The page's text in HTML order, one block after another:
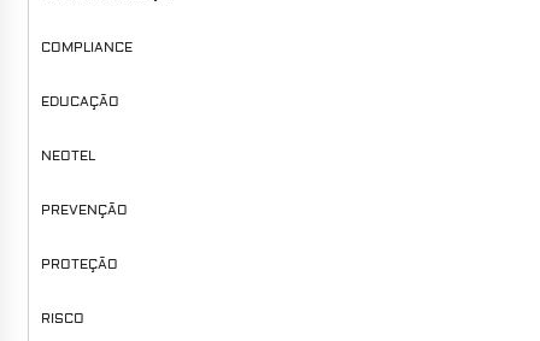
COMPLIANCE
EDUCAÇÃO
NEOTEL
PREVENÇÃO
PROTEÇÃO
RISCO